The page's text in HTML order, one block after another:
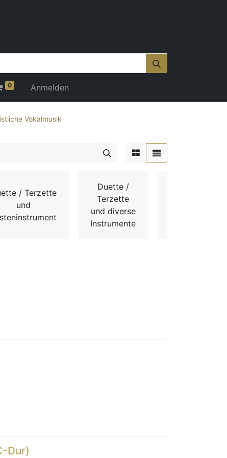
0 Anmelden
Vokalmusik
/ Terzette
und
Duette /
Terzette
und diverse
Instrumente
Dur)